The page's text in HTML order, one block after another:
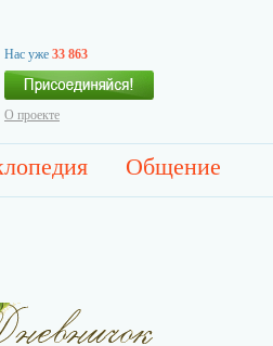
Нас уже 33 863
О проекте
Общение